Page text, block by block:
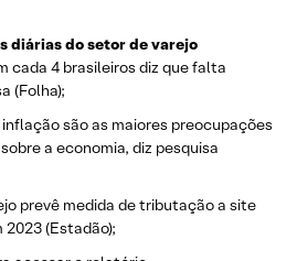
diárias do setor de varejo
cada 4 brasileiros diz que falta
(Folha);
são as maiores preocupações
a economia, diz pesquisa
prevê medida de tributação a site
(Estadão);